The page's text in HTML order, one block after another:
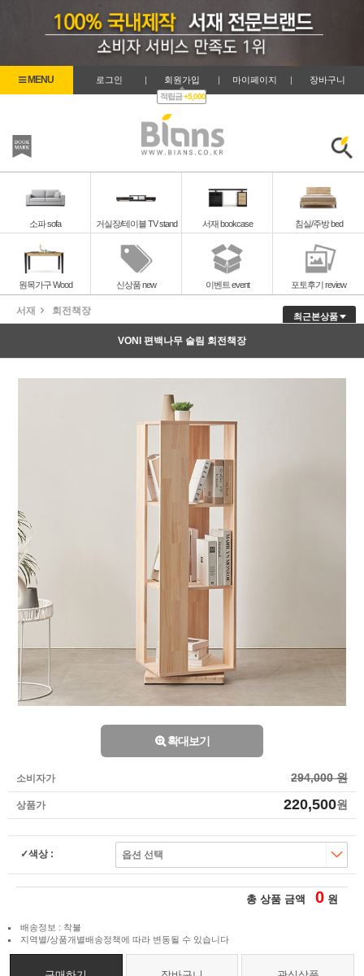
로그인 | 회원가입 |
적립금+5,000
마이페이지 | 장바구니
소파 sofa 거실장/테이블 TV stand 서재 bookcase 침실/주방 bed
원목가구 Wood 신상품 new 이벤트 event 포토후기 review
서재 회전책장 최근본상품
VONI 편백나무 슬림 회전책장
확대보기
소비자가 294,000 원
상품가 220,500원
색상 :
총 상품 금액 0 원
배송정보 : 착불
지역별/상품개별배송정책에 따라 변동될 수 있습니다